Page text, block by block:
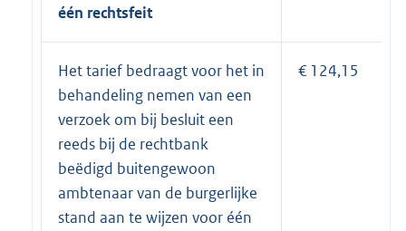
één rechtsfeit
Het tarief bedraagt voor het in
behandeling nemen van een
verzoek om bij besluit een
reeds bij de rechtbank
beëdigd buitengewoon
ambtenaar van de burgerlijke
stand aan te wijzen voor één
€ 124,15